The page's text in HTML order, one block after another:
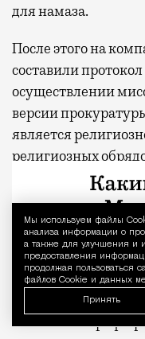
Мы используем файлы
анализа информации о
а также для улучшения и
предоставления
продолжая пользоваться
файлов Cookie и данных
Принять
для намаза.
После этого на
составили
осуществлении
версии
является
религиозных
нарушает
Директор хостела
как ему
молитвы
помещение и
разрешение. Суд
назначил штраф в